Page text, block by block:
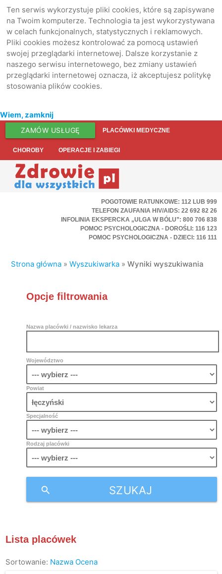
Ten serwis wykorzystuje pliki cookies, które są zapisywane
na Twoim komputerze. Technologia ta jest wykorzystywana
w celach funkcjonalnych, statystycznych i reklamowych.
Pliki cookies możesz kontrolować za pomocą ustawień
swojej przeglądarki internetowej. Dalsze korzystanie z
naszego serwisu internetowego, bez zmiany ustawień
przeglądarki internetowej oznacza, iż akceptujesz politykę
stosowania plików cookies.
Wiem, zamknij
ZAMÓW USŁUGĘ PLACÓWKI MEDYCZNE
CHOROBY OPERACJE I ZABIEGI
POGOTOWIE RATUNKOWE: 112 LUB 999
TELEFON ZAUFANIA HIV/AIDS: 22 692 82 26
INFOLINIA EKSPERCKA „ULGA W BÓLU”: 800 706 838
POMOC PSYCHOLOGICZNA - DOROŚLI: 116 123
POMOC PSYCHOLOGICZNA - DZIECI: 116 111
Strona główna »Wyszukiwarka »Wyniki wyszukiwania
Opcje filtrowania
Nazwa placówki / nazwisko lekarza
Województwo
Powiat
Specjalność
Rodzaj placówki
SZUKAJ
search
Lista placówek
Sortowanie: Nazwa Ocena